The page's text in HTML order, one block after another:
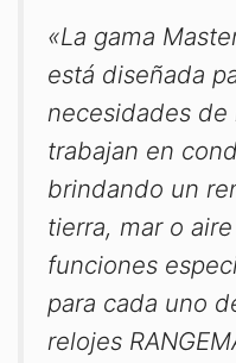
«La gama
está diseñada
necesidades de
trabajan en
brindando un
tierra, mar o
funciones
para cada uno
relojes